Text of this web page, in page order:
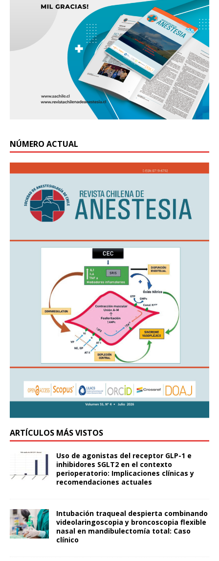
NÚMERO ACTUAL
ARTÍCULOS MÁS VISTOS
Uso de agonistas del receptor GLP-1 e
inhibidores SGLT2 en el contexto
perioperatorio: Implicaciones clínicas y
recomendaciones actuales
Intubación traqueal despierta combinando
videolaringoscopia y broncoscopia flexible
nasal en mandibulectomía total: Caso
clínico